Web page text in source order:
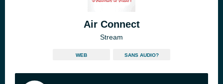
Air Connect
Stream
WEB SANS AUDIO?